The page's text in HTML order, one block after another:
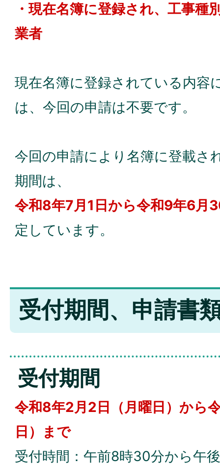
・現在名簿に登録され、工事種
業者
現在名簿に登録されている内容
は、今回の申請は不要です。
今回の申請により名簿に登載さ
期間は、
令和8年7月1日から令和9年6月
定しています。
受付期間、申請書
受付期間
令和8年2月2日（月曜日）から
日）まで
受付時間：午前8時30分から午